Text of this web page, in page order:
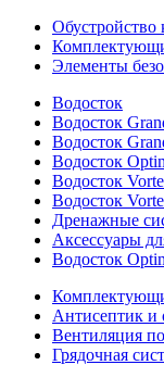
Обустройство
Элементы
Водосток
Водосток
Водосток
Водосток
Водосток
Водосток
Дренажные
Аксессуары
Водосток
Антисептик и
Вентиляция
Грядочная